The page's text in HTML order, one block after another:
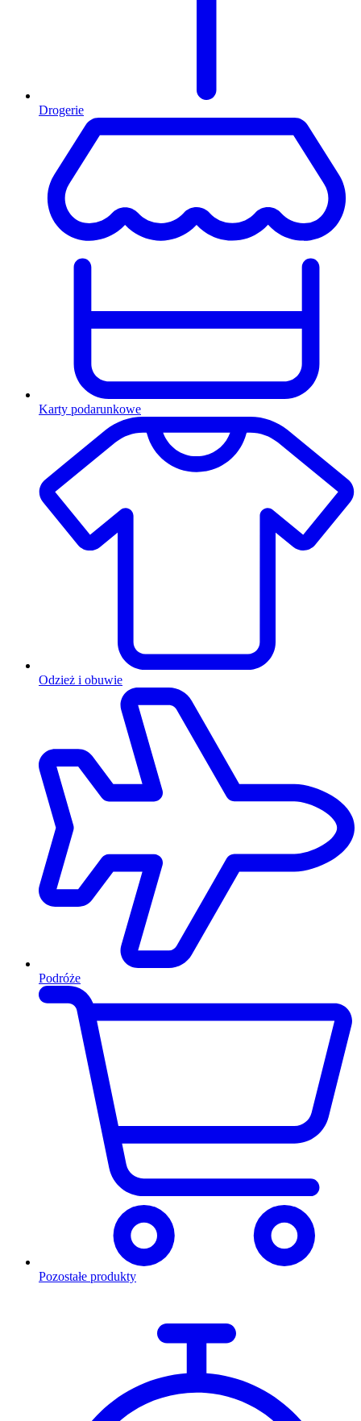
Drogerie
Karty podarunkowe
Odzież i obuwie
Podróże
Pozostałe produkty